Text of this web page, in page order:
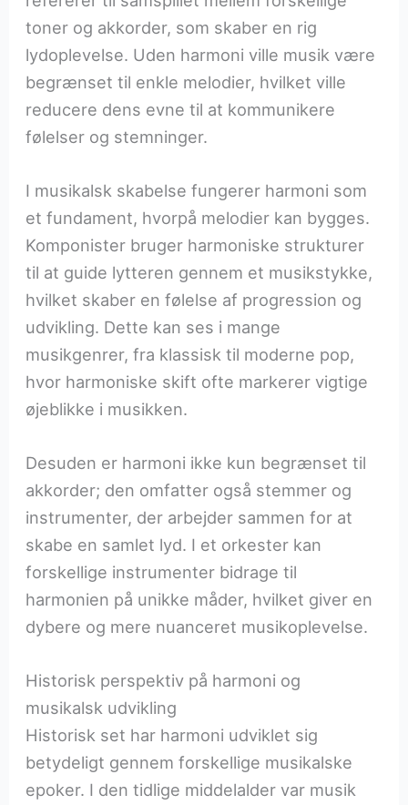
toner og akkorder, som skaber en rig
lydoplevelse. Uden harmoni ville musik være
begrænset til enkle melodier, hvilket ville
reducere dens evne til at kommunikere
følelser og stemninger.
I musikalsk skabelse fungerer harmoni som
et fundament, hvorpå melodier kan bygges.
Komponister bruger harmoniske strukturer
til at guide lytteren gennem et musikstykke,
hvilket skaber en følelse af progression og
udvikling. Dette kan ses i mange
musikgenrer, fra klassisk til moderne pop,
hvor harmoniske skift ofte markerer vigtige
øjeblikke i musikken.
Desuden er harmoni ikke kun begrænset til
akkorder; den omfatter også stemmer og
instrumenter, der arbejder sammen for at
skabe en samlet lyd. I et orkester kan
forskellige instrumenter bidrage til
harmonien på unikke måder, hvilket giver en
dybere og mere nuanceret musikoplevelse.
Historisk perspektiv på harmoni og
musikalsk udvikling
Historisk set har harmoni udviklet sig
betydeligt gennem forskellige musikalske
epoker. I den tidlige middelalder var musik